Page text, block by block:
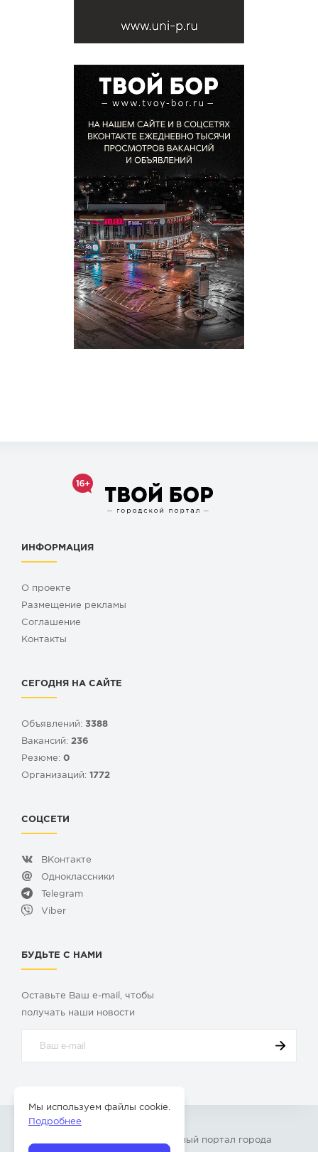
ИНФОРМАЦИЯ
О проекте
Размещение рекламы
Cоглашение
Контакты
СЕГОДНЯ НА САЙТЕ
Объявлений: 3388
Вакансий: 236
Резюме: 0
Организаций: 1772
СОЦСЕТИ
ВКонтакте
Одноклассники
Telegram
Viber
БУДЬТЕ С НАМИ
Оставьте Ваш e-mail, чтобы
получать наши новости
» – Главный портал города
Мы используем файлы cookie.
Подробнее